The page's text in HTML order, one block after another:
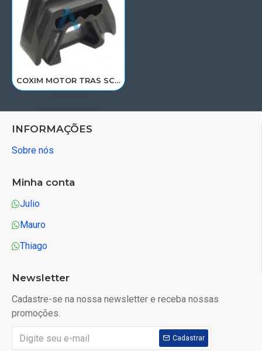
COXIM MOTOR TRAS SCANIA 112/113 T/R 523434/R-193
INFORMAÇÕES
Sobre nós
Minha conta
Julio
Mauro
Thiago
Newsletter
Cadastre-se na nossa newsletter e receba nossas
promoções.
Cadastrar